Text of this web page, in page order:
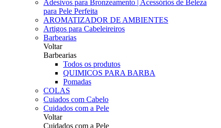
Adesivos para Bronzeamento | Acessórios de Beleza
para Pele Perfeita
AROMATIZADOR DE AMBIENTES
Artigos para Cabeleireiros
Barbearias
Voltar
Barbearias
Todos os produtos
QUIMICOS PARA BARBA
Pomadas
COLAS
Cuiados com Cabelo
Cuidados com a Pele
Voltar
Cuidados com a Pele